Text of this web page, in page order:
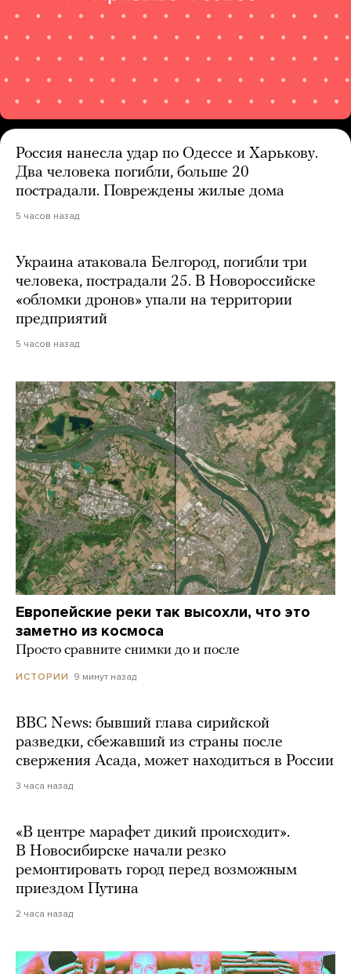
Россия нанесла удар по Одессе и Харькову.
Два человека погибли, больше 20
пострадали. Повреждены жилые дома
5 часов назад
Украина атаковала Белгород, погибли три
человека, пострадали 25. В Новороссийске
«обломки дронов» упали на территории
предприятий
5 часов назад
Европейские реки так высохли, что это
заметно из космоса
Просто сравните снимки до и после
ИСТОРИИ 9 минут назад
BBC News: бывший глава сирийской
разведки, сбежавший из страны после
свержения Асада, может находиться в России
3 часа назад
«В центре марафет дикий происходит».
В Новосибирске начали резко
ремонтировать город перед возможным
приездом Путина
2 часа назад